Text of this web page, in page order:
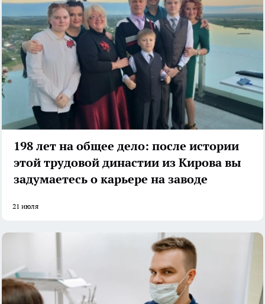
198 лет на общее дело: после истории
этой трудовой династии из Кирова вы
задумаетесь о карьере на заводе
21 июля